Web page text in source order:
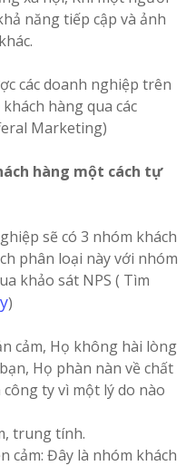
năng tiếp cập và ảnh
các doanh nghiệp trên
hàng qua các
Marketing)
hàng một cách tự
sẽ có 3 nhóm khách
phân loại này với nhóm
khảo sát NPS ( Tìm
)
cảm, Họ không hài lòng
Họ phàn nàn về chất
ty vì một lý do nào
trung tính.
cảm: Đây là nhóm khách